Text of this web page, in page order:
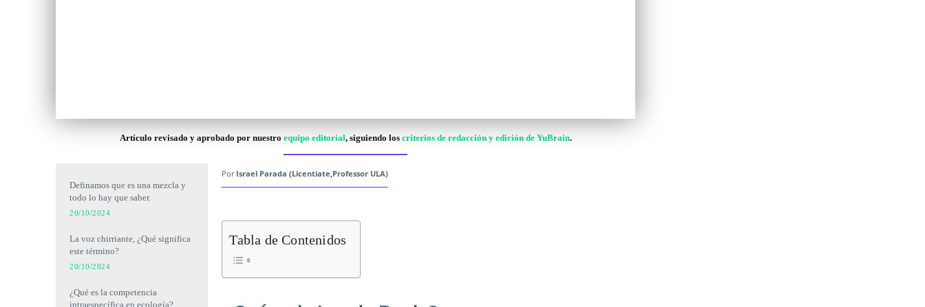
Artículo revisado y aprobado por nuestro equipo editorial, siguiendo los criterios de redacción y edición de YuBrain.
Definamos que es una mezcla y
todo lo hay que saber.
20/10/2024
La voz chirriante, ¿Qué significa
este término?
20/10/2024
¿Qué es la competencia
intraespecífica en ecología?
Por Israel Parada (Licentiate,Professor ULA)
Tabla de Contenidos